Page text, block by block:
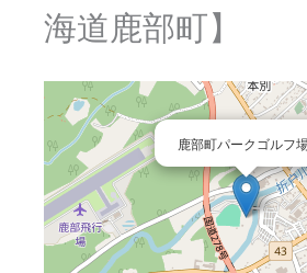
海道鹿部町】
鹿部町パークゴルフ